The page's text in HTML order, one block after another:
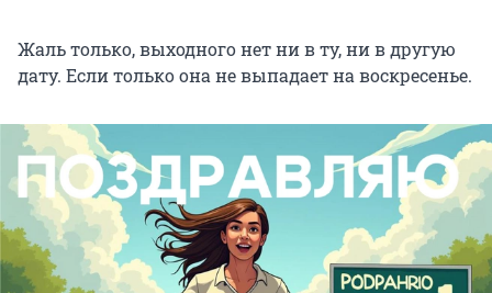
Жаль только, выходного нет ни в ту, ни в другую
дату. Если только она не выпадает на воскресенье.